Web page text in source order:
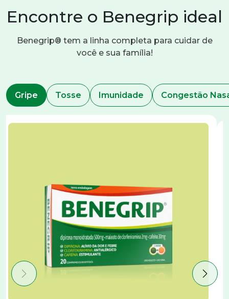
Encontre o Benegrip ideal
Benegrip® tem a linha completa para cuidar de
você e sua família!
Gripe Tosse Imunidade Congestão